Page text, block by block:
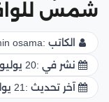
شمس
الكاتب :osama
نشر في :20 يوليو 2025
آخر تحديث : 21 يوليو 2025